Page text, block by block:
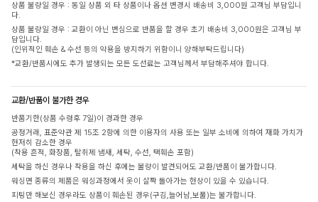
상품 불량일 경우 : 동일 상품 외 타 상품이나 옵션 변경시 배송비 3,000원 고객님 부담입니
다.
상품 불량일 경우 : 교환이 아닌 변심으로 반품을 할 경우 초기 배송비 3,000원은 고객님 부
담입니다.
(인위적인 훼손 & 수선 등의 악용을 방지하기 위함이니 양해부탁드립니다)
*교환/반품시에도 추가 발생되는 모든 도선료는 고객님께서 부담해주셔야 합니다.
교환/반품이 불가한 경우
반품기한(상품 수령후 7일)이 경과한 경우
공정거래, 표준약관 제 15조 2항에 의한 이용자의 사용 또는 일부 소비에 의하여 재화 가치가
현저히 감소한 경우
(착용 흔적, 화장품, 탈취제 냄새, 세탁, 수선, 택훼손 포함)
세탁을 하신 경우나 착용을 하신 후에는 불량이 발견되어도 교환/반품이 불가합니다.
워싱면 종류의 제품은 워싱과정에서 옷이 살짝 돌아가는 현상이 있을 수 있습니다.
피팅만 해보신 경우라도 상품이 훼손된 경우(구김,늘어남,보풀)는 불가합니다.